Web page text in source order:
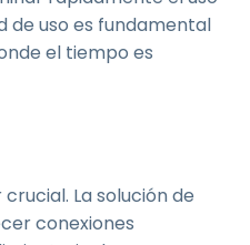
de uso es fundamental
el tiempo es
La solución de
conexiones